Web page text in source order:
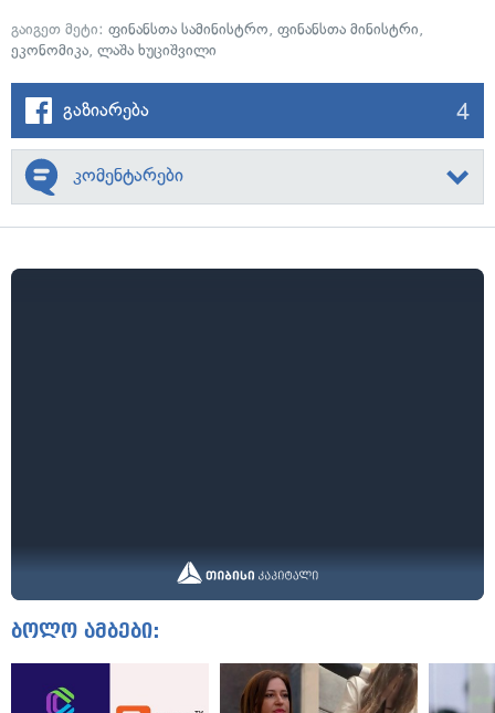
გაიგეთ მეტი: ფინანსთა სამინისტრო, ფინანსთა მინისტრი,
ეკონომიკა, ლაშა ხუციშვილი
გაზიარება 4
კომენტარები
ბოლო ამბები: